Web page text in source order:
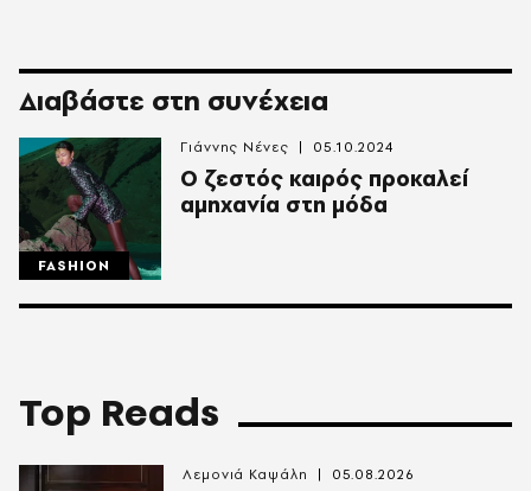
Διαβάστε στη συνέχεια
FASHION
Ο ζεστός καιρός προκαλεί
αμηχανία στη μόδα
Γιάννης Νένες 05.10.2024
Top Reads
Λεμονιά Καψάλη 05.08.2026